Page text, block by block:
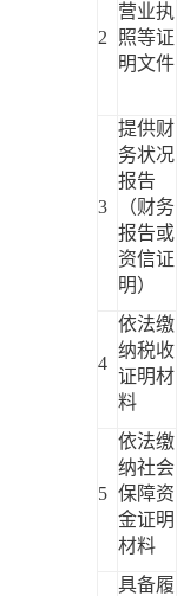
2
营业执
照等证
明文件
3
提供财
务状况
报告
（财务
报告或
资信证
明）
4
依法缴
纳税收
证明材
料
5
依法缴
纳社会
保障资
金证明
材料
具备履